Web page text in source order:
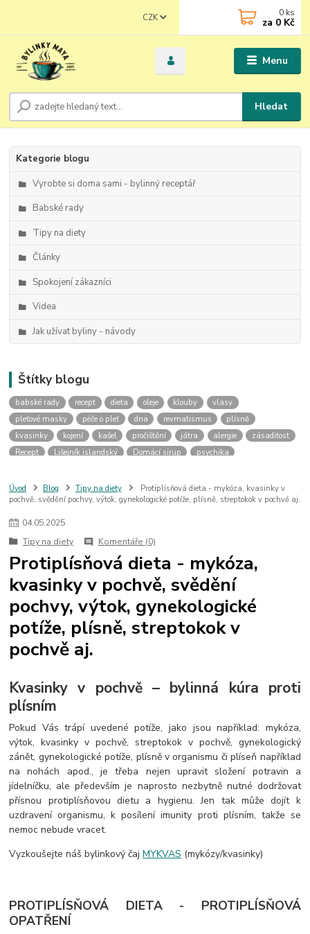
Menu
CZK
Hledat
0 ks
za 0 Kč
Kategorie blogu
Vyrobte si doma sami - bylinný receptář
Babské rady
Tipy na diety
Články
Spokojení zákazníci
Videa
Jak užívat byliny - návody
Štítky blogu
babské rady recept dieta oleje klouby
vlasy
pleťové masky
péče o pleť dna revmatismus
plísně
kvasinky
kojení kašel pročištění játra alergie
zásaditost
Recept
Lišejník islandský Domácí sirup
psychika
mysl
artróza nemoci kloubů kyselina močová
otoky kloubů
dieta při dně
mykóza svědění těhotenství
ranní nevolnost
med
domácí výroba
Úvod Blog Tipy na diety
Protiplísňová dieta - mykóza, kvasinky v
pochvě, svědění pochvy, výtok, gynekologické potíže, plísně, streptokok v pochvě aj.
04.05.2025
Tipy na diety
Komentáře (0)
Protiplísňová dieta - mykóza,
kvasinky v pochvě, svědění
pochvy, výtok, gynekologické
potíže, plísně, streptokok v
pochvě aj.
Kvasinky v pochvě – bylinná kúra proti
plísním
Pokud Vás trápí uvedené potíže, jako jsou například: mykóza,
výtok, kvasinky v pochvě, streptokok v pochvě, gynekologický
zánět, gynekologické potíže, plísně v organismu či plíseň například
na nohách apod., je třeba nejen upravit složení potravin a
jídelníčku, ale především je naprosto nezbytně nutné dodržovat
přísnou protiplísňovou dietu a hygienu. Jen tak může dojít k
uzdravení organismu, k posílení imunity proti plísním, takže se
nemoc nebude vracet.
Vyzkoušejte náš bylinkový čajMYKVAS (mykózy/kvasinky)
PROTIPLÍSŇOVÁ DIETA - PROTIPLÍSŇOVÁ
OPATŘENÍ